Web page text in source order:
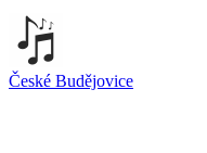
České Budějovice